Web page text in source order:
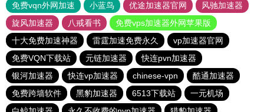
免费vqn外网加速
小蓝鸟 优途加速器官网
风驰加速器
旋风加速器
八戒看书
免费vps加速器外网苹果版
十大免费加速神器
雷霆加速免费永久
vp加速器官网
免费VQN下载站
元链加速器
快连pvn加速器
银河加速器
快连vp加速器 chinese-vpn
酷通加速器
免费跨墙软件
黑豹加速器 6513下载站
一元机场